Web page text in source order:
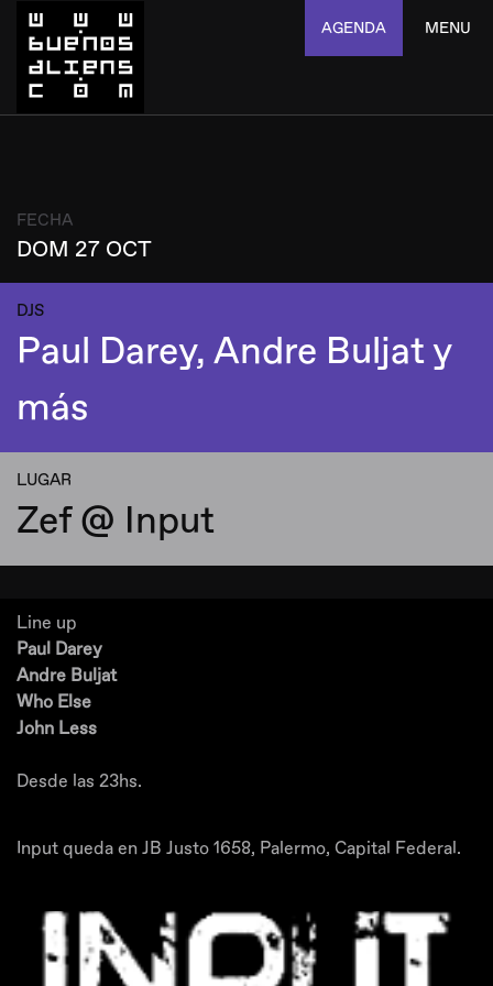
AGENDA MENU
FECHA
DOM 27 OCT
DJS
Paul Darey, Andre Buljat y
más
LUGAR
Zef @ Input
Line up
Paul Darey
Andre Buljat
Who Else
John Less
Desde las 23hs.
Input queda en JB Justo 1658, Palermo, Capital Federal.